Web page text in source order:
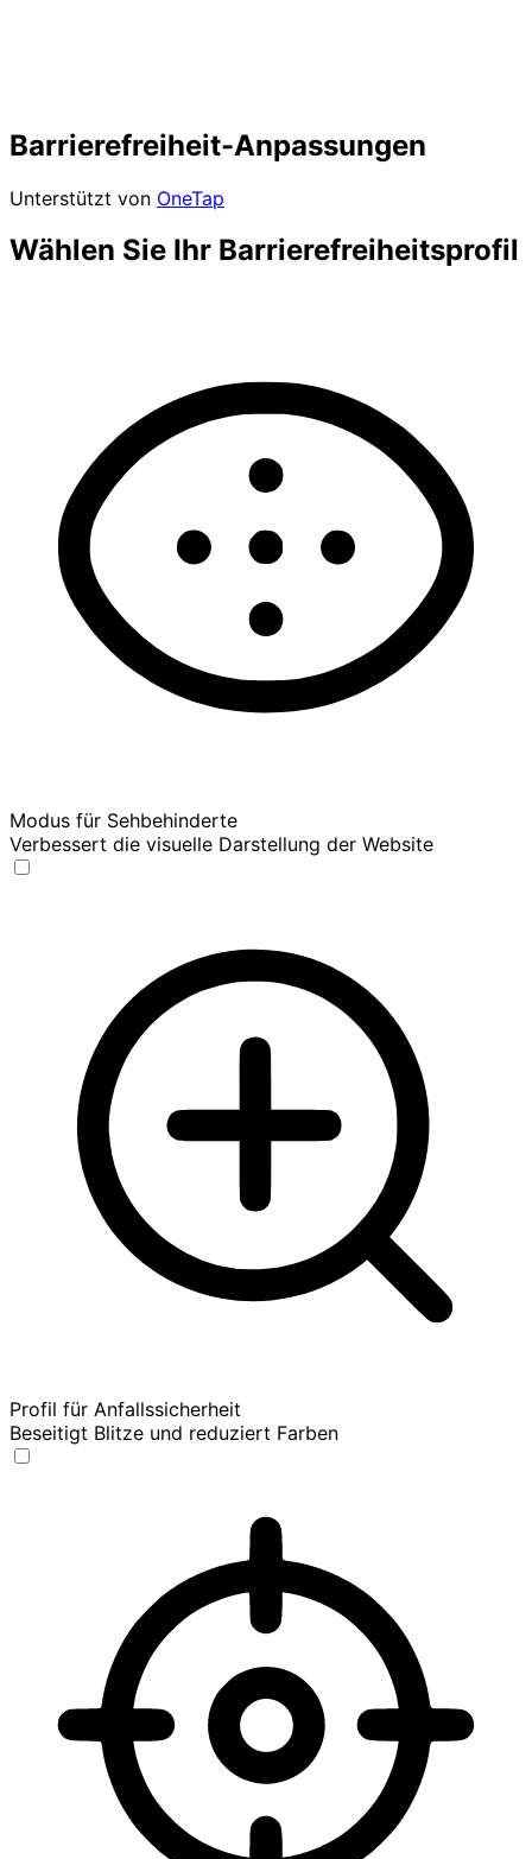
Barrierefreiheit-Anpassungen
Unterstützt von OneTap
Wählen Sie Ihr Barrierefreiheitsprofil
Modus für Sehbehinderte
Verbessert die visuelle Darstellung der Website
Profil für Anfallssicherheit
Beseitigt Blitze und reduziert Farben